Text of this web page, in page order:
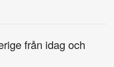
från idag och